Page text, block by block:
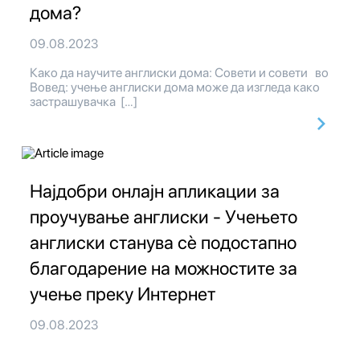
дома?
09.08.2023
Како да научите англиски дома: Совети и совети во
Вовед: учење англиски дома може да изгледа како
застрашувачка […]
Најдобри онлајн апликации за
проучување англиски - Учењето
англиски станува сè подостапно
благодарение на можностите за
учење преку Интернет
09.08.2023